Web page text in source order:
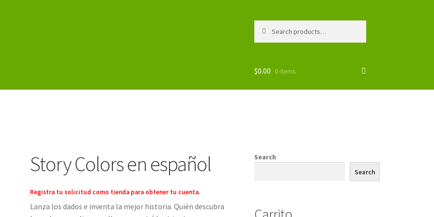
for:
$0.00 0 items
Story Colors en español
Registra tu solicitud como tienda para obtener tu cuenta.
Lanza los dados e inventa la mejor historia. Quién descubra
Search
Search